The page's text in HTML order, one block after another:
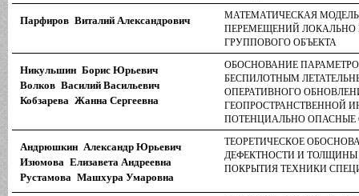
Парфиров Виталий Александрович
МАТЕМАТИЧЕСКАЯ
ПЕРЕМЕЩЕНИЙ ЛОКАЛЬНО
ГРУППОВОГО ОБЪЕКТА
Никульшин Борис Юрьевич
Волков Василий Васильевич
Кобзарева Жанна Сергеевна
ОБОСНОВАНИЕ
БЕСПИЛОТНЫМ
ОПЕРАТИВНОГО
ГЕОПРОСТРАНСТВЕННОЙ
ПОТЕНЦИАЛЬНО ОПАСНЫЕ
Андрюшкин Александр Юрьевич
Изюмова Елизавета Андреевна
Рустамова Машхура Умаровна
ТЕОРЕТИЧЕСКОЕ
ДЕФЕКТНОСТИ И
ПОКРЫТИЯ ТЕХНИКИ